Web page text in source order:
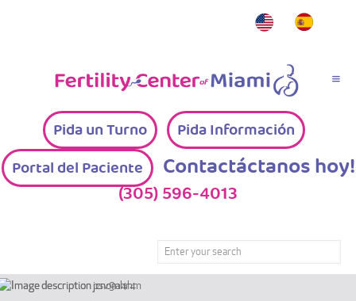
Pida un Turno Pida Información
Portal del Paciente Contactáctanos hoy!
(305) 596-4013